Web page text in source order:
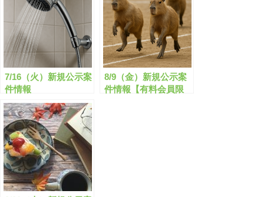
7/16（火）新規公示案
件情報
8/9（金）新規公示案
件情報【有料会員限